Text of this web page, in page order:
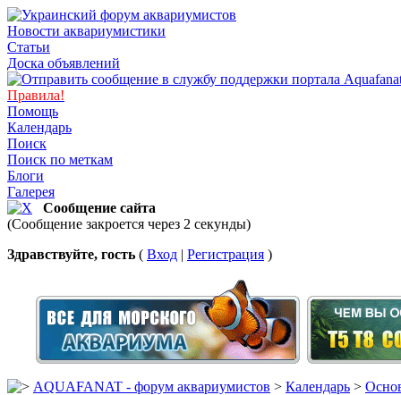
Новости аквариумистики
Статьи
Доска объявлений
Правила!
Помощь
Календарь
Поиск
Поиск по меткам
Блоги
Галерея
Сообщение сайта
(Сообщение закроется через 2 секунды)
Здравствуйте, гость ( Вход | Регистрация )
AQUAFANAT - форум аквариумистов > Календарь >